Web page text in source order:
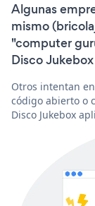
Algunas
mismo
"computer
Disco
Otros intentan
código abierto o
Disco Jukebox